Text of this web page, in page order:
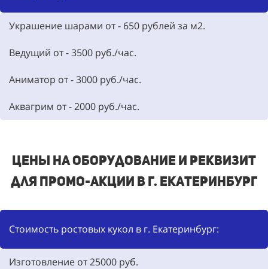
Украшение шарами от - 650 рублей за м2.
Ведущий от -3500 руб./час.
Аниматор от -3000 руб./час.
Аквагрим от -2000 руб./час.
Цены на оборудование и реквизит
для промо-акции в г. Екатеринбург
Стоимость ростовых кукол в г. Екатеринбург:
Изготовление от 25000 руб.